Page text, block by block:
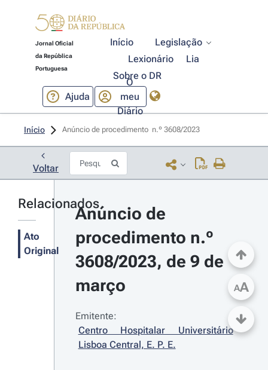
Jornal Oficial
da República
Portuguesa
Início
Legislação
Lexionário
Lia
Sobre o DR
Ajuda
O
meu
Diário
Início Anúncio de procedimento  n.º 3608/2023
Voltar
Relacionados
Ato
Original
Anúncio de
procedimento n.º
3608/2023, de 9 de
março
Emitente:
Centro Hospitalar Universitário
Lisboa Central, E. P. E.
AA